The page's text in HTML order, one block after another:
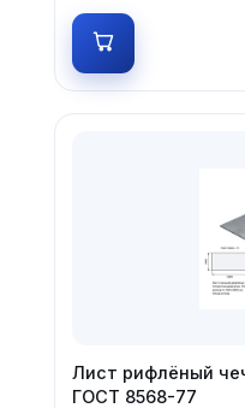
Лист рифлёный
ГОСТ 8568-77